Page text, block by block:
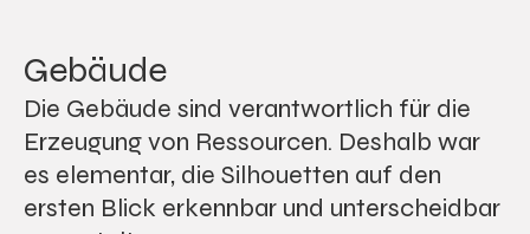
Gebäude
Die Gebäude sind verantwortlich für die
Erzeugung von Ressourcen. Deshalb war
es elementar, die Silhouetten auf den
ersten Blick erkennbar und unterscheidbar